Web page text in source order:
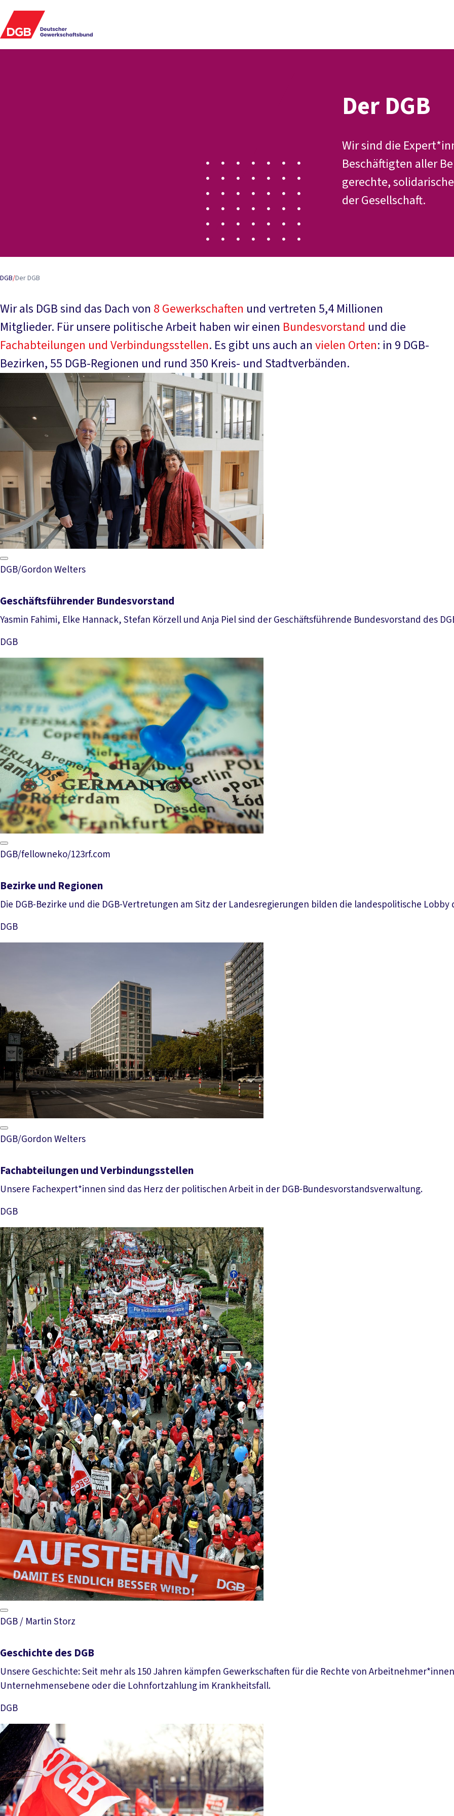
Der DGB
Wir sind die
Beschäftigten aller
gerechte,
der Gesellschaft.
DGB/Der DGB
Wir als DGB sind das Dach von 8 Gewerkschaften und vertreten 5,4 Millionen
Mitglieder. Für unsere politische Arbeit haben wir einen Bundesvorstand und die
Fachabteilungen und Verbindungsstellen. Es gibt uns auch an vielen Orten: in 9 DGB-
Bezirken, 55 DGB-Regionen und rund 350 Kreis- und Stadtverbänden.
DGB/Gordon Welters
Geschäftsführender Bundesvorstand
Yasmin Fahimi, Elke Hannack, Stefan Körzell und Anja Piel sind der Geschäftsführende Bundesvorstand des
DGB
Mehr lesen
DGB/fellowneko/123rf.com
Bezirke und Regionen
Die DGB-Bezirke und die DGB-Vertretungen am Sitz der Landesregierungen bilden die landespolitische Lobby
DGB
DGB/Gordon Welters
Fachabteilungen und Verbindungsstellen
Unsere Fachexpert*innen sind das Herz der politischen Arbeit in der DGB-Bundesvorstandsverwaltung.
DGB
Mehr lesen
DGB / Martin Storz
Geschichte des DGB
Unsere Geschichte: Seit mehr als 150 Jahren kämpfen Gewerkschaften für die Rechte von
Unternehmensebene oder die Lohnfortzahlung im Krankheitsfall.
DGB
Mehr lesen